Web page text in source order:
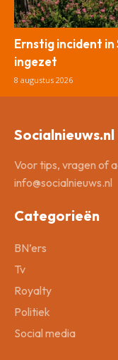
Ernstig incident
ingezet
8 augustus 2026
Socialnieuws.nl
Voor tips, vragen of
info@socialnieuws.nl
Categorieën
BN’ers
Tv
Royalty
Politiek
Social media